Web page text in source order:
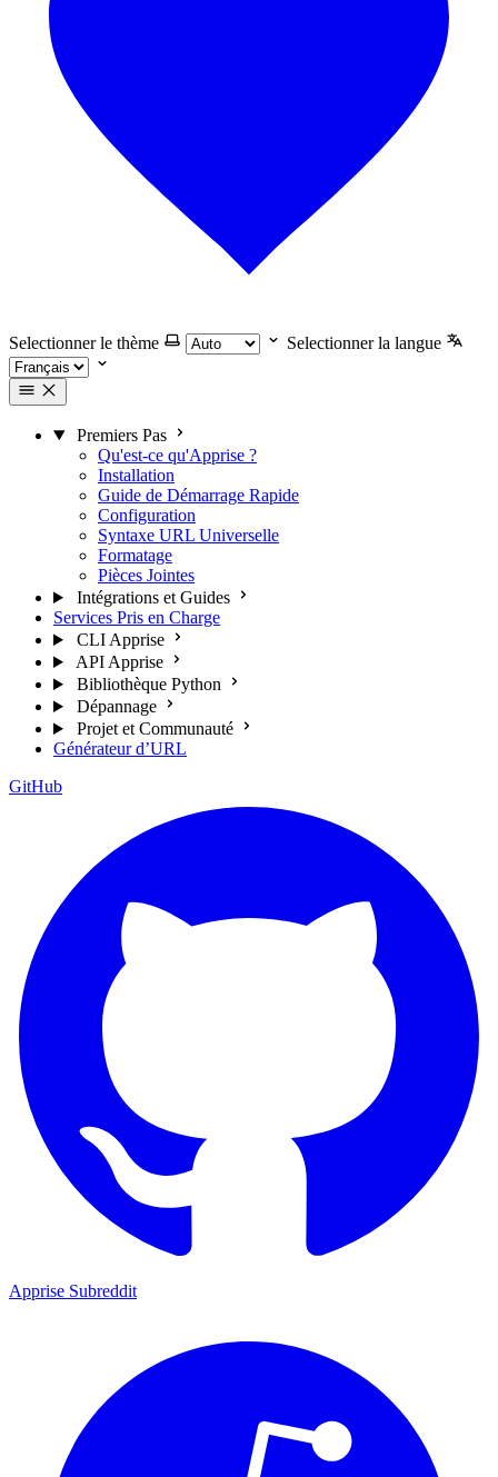
Selectionner le thème Selectionner la langue
Premiers Pas
Qu'est-ce qu'Apprise ?
Installation
Guide de Démarrage Rapide
Configuration
Syntaxe URL Universelle
Formatage
Pièces Jointes
Intégrations et Guides
Services Pris en Charge
CLI Apprise
API Apprise
Bibliothèque Python
Dépannage
Projet et Communauté
Générateur d’URL
GitHub
Apprise Subreddit